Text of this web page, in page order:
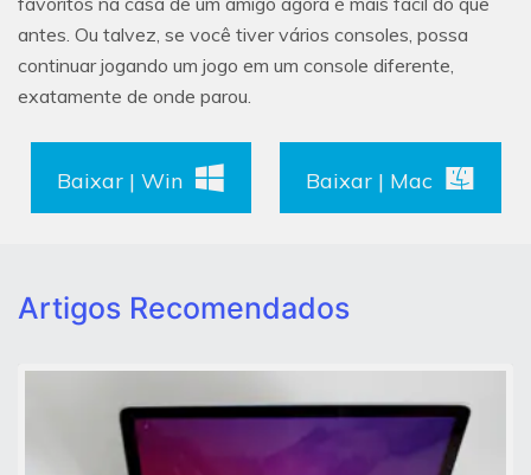
antes. Ou talvez, se você tiver vários consoles, possa
continuar jogando um jogo em um console diferente,
exatamente de onde parou.
Baixar | Win Baixar | Mac
Artigos Recomendados